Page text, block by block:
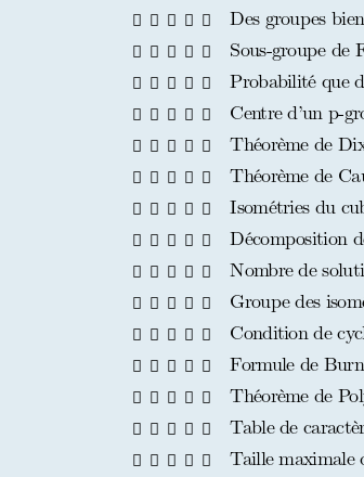
Des groupes
Sous-groupe
Probabilité que
Centre d’un p-
Théorème de
Théorème de
Isométries du
Décomposition
Nombre de
Groupe des
Condition de
Formule de
Théorème de
Table de
Taille maximale